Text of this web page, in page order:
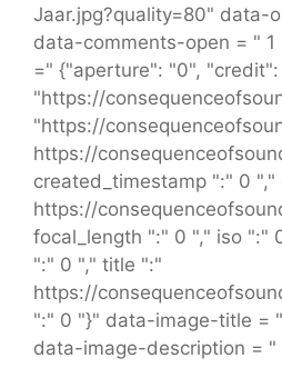
Jaar.jpg?quality=80" data-
data-comments-open = "
=" {"aperture": "0", "credit":
"https://
"https://
https://
created_timestamp ":" 0 ","
https://
focal_length ":" 0 "," iso ":"
":" 0 "," title ":"
https://
":" 0 "}" data-image-title =
data-image-description = "